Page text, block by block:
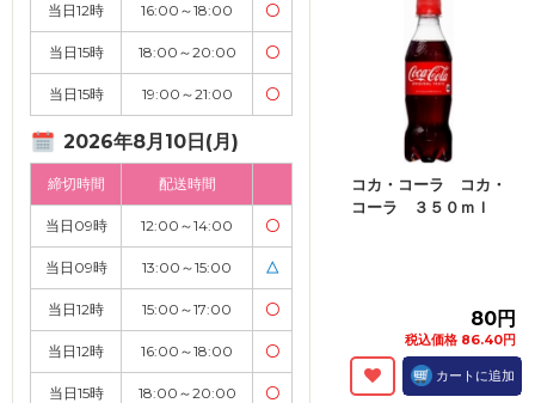
当日12時 16:00～18:00 〇
当日15時 18:00～20:00 〇
当日15時 19:00～21:00 〇
2026年8月10日(月)
締切時間 配送時間
当日09時 12:00～14:00 〇
当日09時 13:00～15:00 △
当日12時 15:00～17:00 〇
当日12時 16:00～18:00 〇
当日15時 18:00～20:00 〇
コカ・コーラ コカ・
コーラ ３５０ｍｌ
80円
税込価格 86.40円
カートに追加